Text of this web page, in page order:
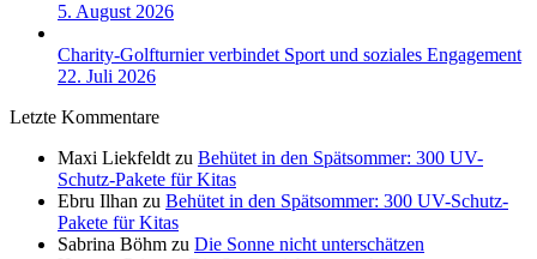
5. August 2026
Charity-Golfturnier verbindet Sport und soziales Engagement
22. Juli 2026
Letzte Kommentare
Maxi Liekfeldt zu Behütet in den Spätsommer: 300 UV-
Schutz-Pakete für Kitas
Ebru Ilhan zu Behütet in den Spätsommer: 300 UV-Schutz-
Pakete für Kitas
Sabrina Böhm zu Die Sonne nicht unterschätzen